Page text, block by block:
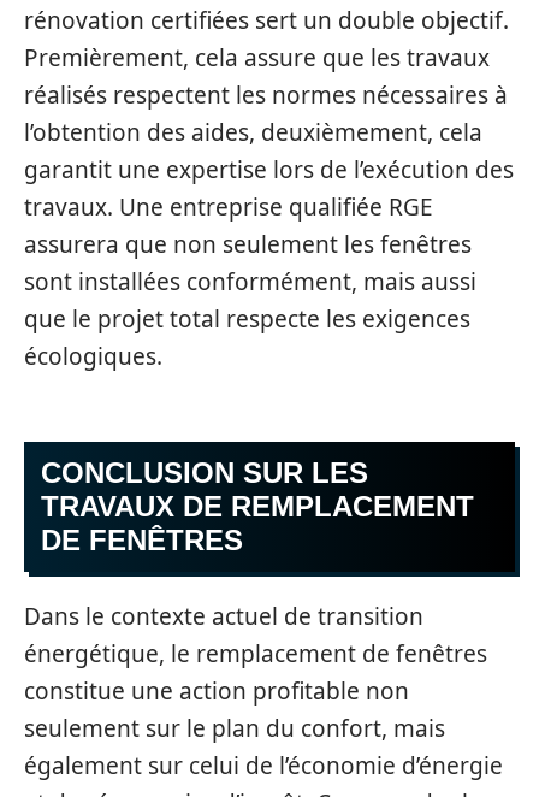
rénovation certifiées sert un double objectif.
Premièrement, cela assure que les travaux
réalisés respectent les normes nécessaires à
l’obtention des aides, deuxièmement, cela
garantit une expertise lors de l’exécution des
travaux. Une entreprise qualifiée RGE
assurera que non seulement les fenêtres
sont installées conformément, mais aussi
que le projet total respecte les exigences
écologiques.
CONCLUSION SUR LES
TRAVAUX DE REMPLACEMENT
DE FENÊTRES
Dans le contexte actuel de transition
énergétique, le remplacement de fenêtres
constitue une action profitable non
seulement sur le plan du confort, mais
également sur celui de l’économie d’énergie